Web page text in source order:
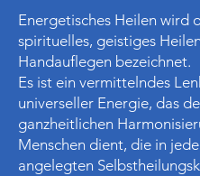
Energetisches Heilen wird
spirituelles, geistiges
Handauflegen bezeichnet.
Es ist ein vermittelndes
universeller Energie, das
ganzheitlichen
Menschen dient, die in
angelegten